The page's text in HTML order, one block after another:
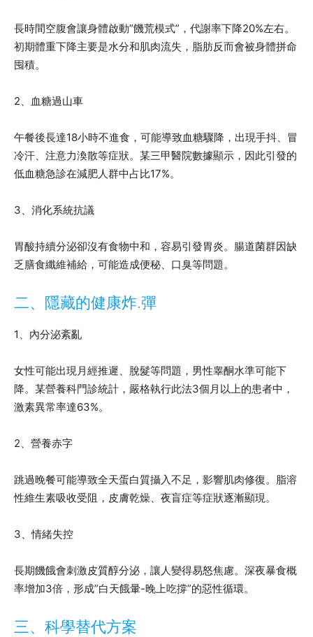
長時間空腹會讓身體啟動”饑荒模式”，代謝率下降20%左右。
初期體重下降主要是水分和肌肉流失，脂肪反而會被身體拼命
囤積。
2、血糖過山車
午餐後長達18小時不進食，可能導致血糖驟降，出現手抖、冒
冷汗、注意力渙散等症狀。某三甲醫院數據顯示，因此引發的
低血糖急診在減肥人群中占比17%。
3、消化系統抗議
胃酸持續分泌卻沒有食物中和，容易引發胃炎。腸道菌群因缺
乏膳食纖維補給，可能造成便秘、口臭等問題。
二、隱藏的健康炸.彈
1、內分泌紊亂
女性可能出現月經推遲、脫髮等問題，男性睾酮水準可能下
降。某營養科門診統計，嚴格執行此法3個月以上的患者中，
激素異常率達63%。
2、營養赤字
跳過晚餐可能導致全天蛋白質攝入不足，影響肌肉修復。脂溶
性維生素吸收受阻，皮膚乾燥、夜盲症等症狀逐漸顯現。
3、情緒失控
長期饑餓會刺激皮質醇分泌，讓人變得易怒焦慮。深夜暴食概
率增加3倍，形成”白天餓暈-晚上吃撐”的惡性循環。
三、科學替代方案